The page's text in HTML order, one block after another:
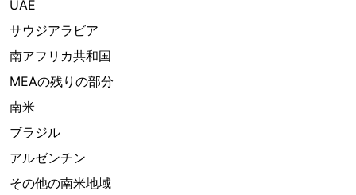
UAE
サウジアラビア
南アフリカ共和国
MEAの残りの部分
南米
ブラジル
アルゼンチン
その他の南米地域